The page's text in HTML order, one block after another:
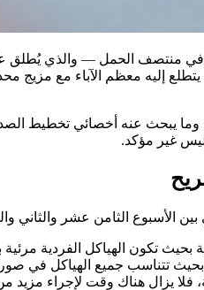
في منتصف الحمل — والذي يُطلق
يتطلع إليه معظم الآباء مع مزيج
يبحث عنه أخصائي تخطيط
غير مؤكد.
الأسبوع الثامن عشر
بحيث تكون الهياكل الفردية
تتناسب جميع الهياكل في
فلا يزال هناك وقت لإجراء